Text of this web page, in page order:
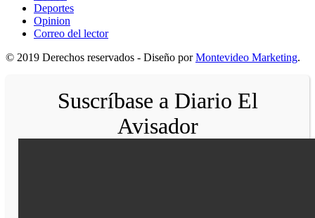
Deportes
Opinion
Correo del lector
© 2019 Derechos reservados - Diseño porMontevideo Marketing.
Suscríbase a Diario El
Avisador